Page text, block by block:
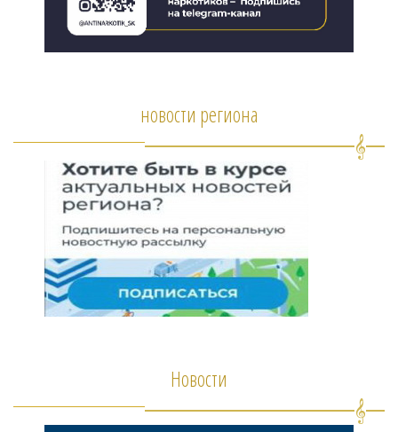
новости региона
Новости